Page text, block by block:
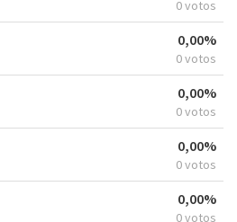
0 votos
0,00%
0 votos
0,00%
0 votos
0,00%
0 votos
0,00%
0 votos